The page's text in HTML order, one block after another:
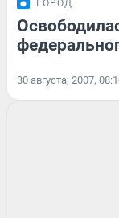
ГОРОД
30 августа, 2007,